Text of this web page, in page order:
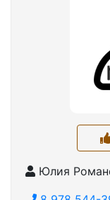
Юлия